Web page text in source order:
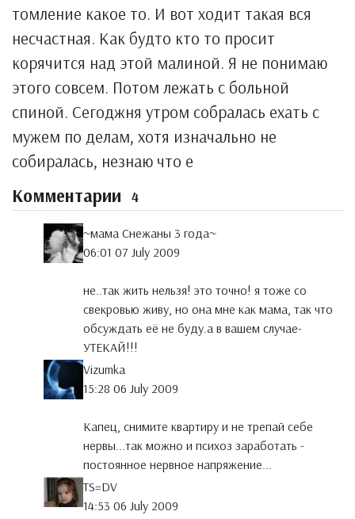
томление какое то. И вот ходит такая вся
несчастная. Как будто кто то просит
корячится над этой малиной. Я не понимаю
этого совсем. Потом лежать с больной
спиной. Сегоджня утром собралась ехать с
мужем по делам, хотя изначально не
собиралась, незнаю что е
Комментарии 4
~мама Снежаны 3 года~
06:01 07 July 2009
не..так жить нельзя! это точно! я тоже со
свекровью живу, но она мне как мама, так что
обсуждать её не буду.а в вашем случае-
УТЕКАЙ!!!
Vizumka
15:28 06 July 2009
Капец, снимите квартиру и не трепай себе
нервы...так можно и психоз заработать -
постоянное нервное напряжение...
TS=DV
14:53 06 July 2009